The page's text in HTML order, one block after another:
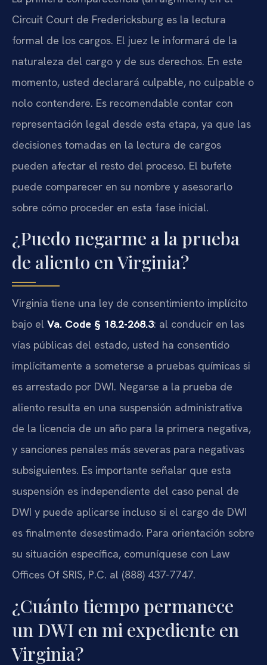
Circuit Court de Fredericksburg es la lectura
formal de los cargos. El juez le informará de la
naturaleza del cargo y de sus derechos. En este
momento, usted declarará culpable, no culpable o
nolo contendere. Es recomendable contar con
representación legal desde esta etapa, ya que las
decisiones tomadas en la lectura de cargos
pueden afectar el resto del proceso. El bufete
puede comparecer en su nombre y asesorarlo
sobre cómo proceder en esta fase inicial.
¿Puedo negarme a la prueba
de aliento en Virginia?
Virginia tiene una ley de consentimiento implícito
bajo el Va. Code § 18.2-268.3: al conducir en las
vías públicas del estado, usted ha consentido
implícitamente a someterse a pruebas químicas si
es arrestado por DWI. Negarse a la prueba de
aliento resulta en una suspensión administrativa
de la licencia de un año para la primera negativa,
y sanciones penales más severas para negativas
subsiguientes. Es importante señalar que esta
suspensión es independiente del caso penal de
DWI y puede aplicarse incluso si el cargo de DWI
es finalmente desestimado. Para orientación sobre
su situación específica, comuníquese con Law
Offices Of SRIS, P.C. al (888) 437-7747.
¿Cuánto tiempo permanece
un DWI en mi expediente en
Virginia?